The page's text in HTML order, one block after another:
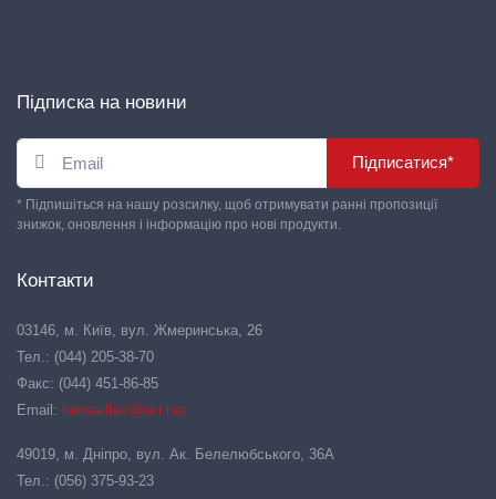
Підписка на новини
Підписатися*
* Підпишіться на нашу розсилку, щоб отримувати ранні пропозиції
знижок, оновлення і інформацію про нові продукти.
Контакти
03146, м. Київ, вул. Жмеринська, 26
Тел.: (044) 205-38-70
Факс: (044) 451-86-85
Email: hansa-flex@ukr.net
49019, м. Дніпро, вул. Ак. Белелюбського, 36А
Тел.: (056) 375-93-23